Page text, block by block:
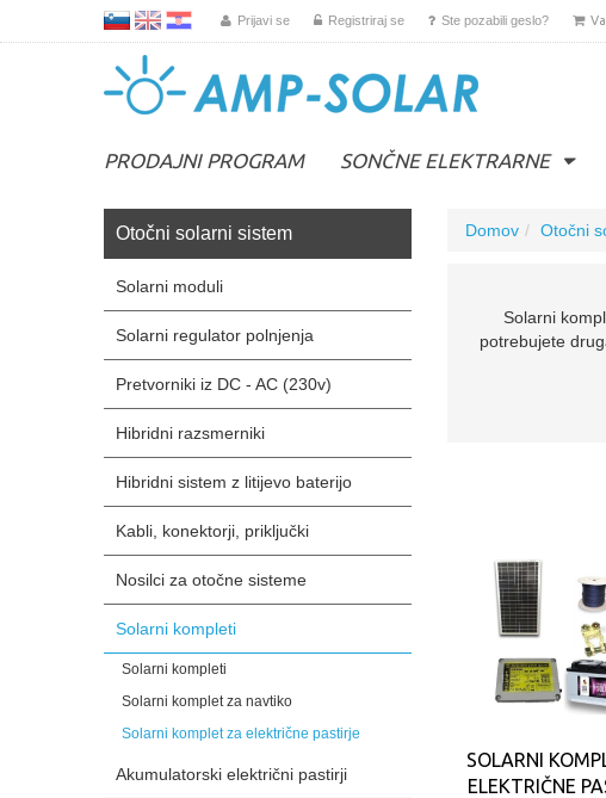
Prijavi se Registriraj se Ste pozabili geslo?
PRODAJNI PROGRAM SONČNE ELEKTRARNE
Otočni solarni sistem
Solarni moduli
Solarni regulator polnjenja
Pretvorniki iz DC - AC (230v)
Hibridni razsmerniki
Hibridni sistem z litijevo baterijo
Kabli, konektorji, priključki
Nosilci za otočne sisteme
Solarni kompleti
Solarni kompleti
Solarni komplet za navtiko
Solarni komplet za električne pastirje
Akumulatorski električni pastirji
Domov Otočni
Solarni
potrebujete
SOLARNI
ELEKTRIČNE